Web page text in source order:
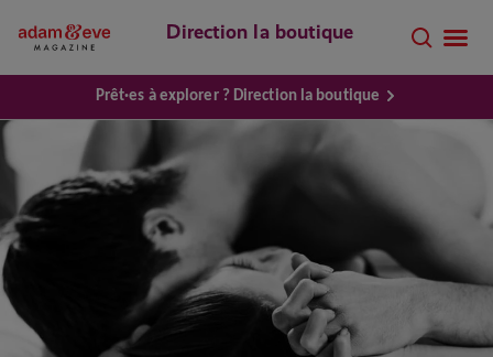
Direction la boutique
Prêt·es à explorer ? Direction la boutique